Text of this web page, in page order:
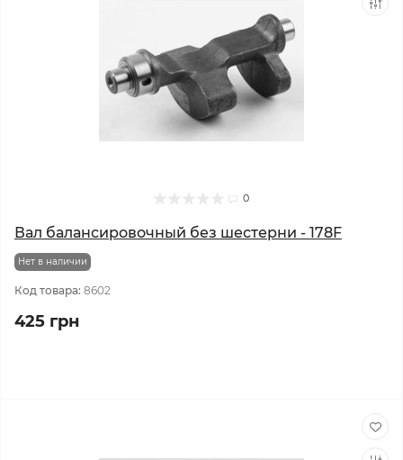
0
Вал балансировочный без шестерни - 178F
Нет в наличии
Код товара: 8602
425 грн